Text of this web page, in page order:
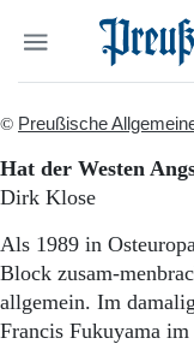
Suchen und
© Preußische
Hat der Westen
Dirk Klose
Als 1989 in
Block zusam-
allgemein. Im
Francis Fukuyama